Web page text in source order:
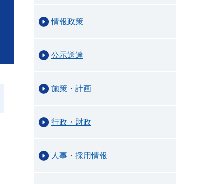
情報政策
公示送達
施策・計画
行政・財政
人事・採用情報